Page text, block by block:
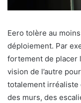
Eero tolère au
déploiement. Par
fortement de placer
vision de l’autre
totalement irréaliste
des murs, des